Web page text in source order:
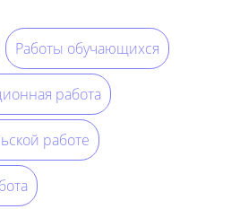
Работы обучающихся
работа
работе